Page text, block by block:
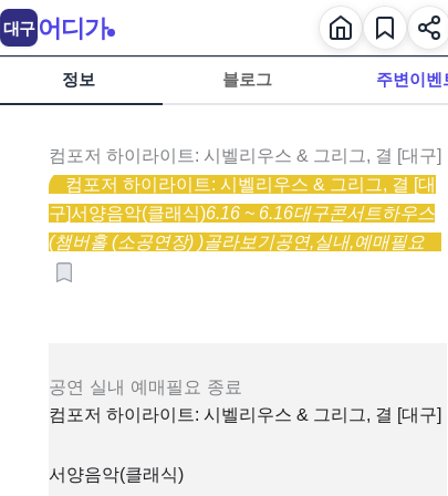
정보 블로그 주변이벤
컴포저 하이라이트: 시벨리우스 & 그리그, 결 [대구]
컴포저 하이라이트: 시벨리우스 & 그리그, 결 [대
구]서양음악(클래식)6.16 ~ 6.16대구콘서트하우스
(챔버홀 (소공연장) )골라보기공연,실내,예매필요
공연 실내 예매필요 종료
컴포저 하이라이트: 시벨리우스 & 그리그, 결 [대구]
서양음악(클래식)
대구 어디가